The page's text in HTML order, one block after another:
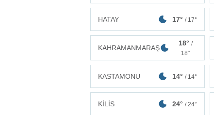
HATAY 17° / 17°
KAHRAMANMARAŞ
18° /
18°
KASTAMONU 14° / 14°
KİLİS 24° / 24°